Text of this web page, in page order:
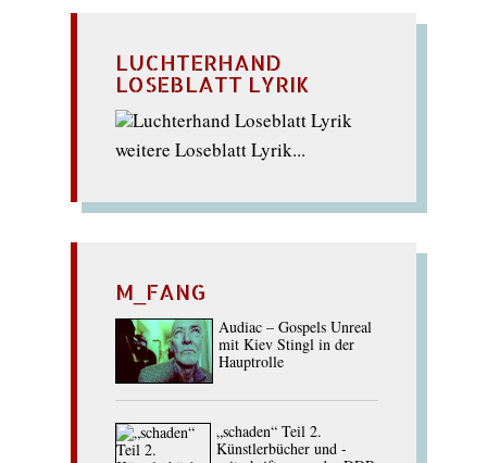
LUCHTERHAND
LOSEBLATT LYRIK
weitere Loseblatt Lyrik...
M_FANG
Audiac – Gospels Unreal
mit Kiev Stingl in der
Hauptrolle
„schaden“ Teil 2.
Künstlerbücher und -